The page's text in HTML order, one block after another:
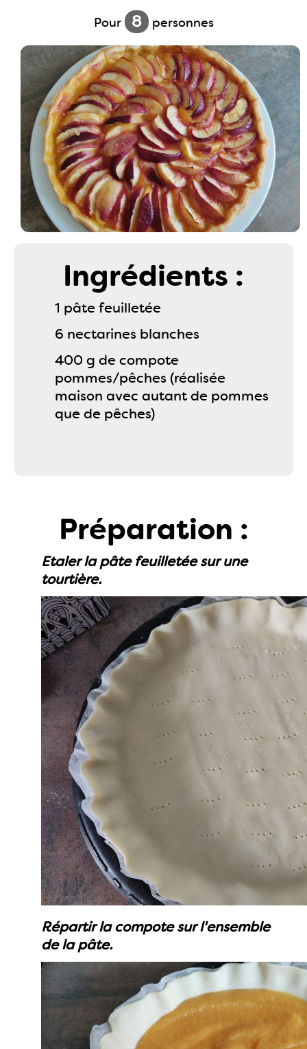
Pour 8 personnes
Ingrédients :
1 pâte feuilletée
6 nectarines blanches
400 g de compote
pommes/pêches (réalisée
maison avec autant de pommes
que de pêches)
Préparation :
Etaler la pâte feuilletée sur une
tourtière.
Répartir la compote sur l'ensemble
de la pâte.